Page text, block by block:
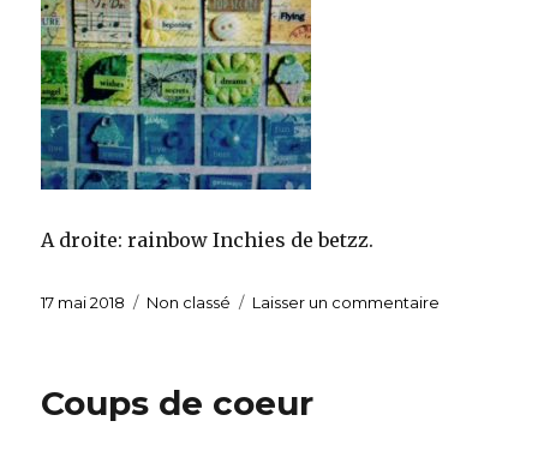
A droite: rainbow Inchies de betzz.
Publié
17 mai 2018 Catégories
Non classé Laisser un commentaire
Coups de coeur